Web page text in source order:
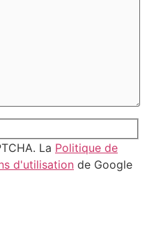
La Politique de
d'utilisation de Google